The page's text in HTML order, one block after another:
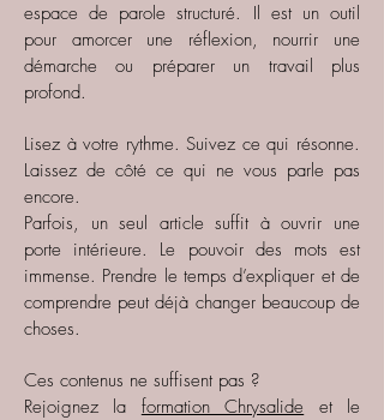
espace de parole structuré. Il est un outil
pour amorcer une réflexion, nourrir une
démarche ou préparer un travail plus
profond.
Lisez à votre rythme. Suivez ce qui résonne.
Laissez de côté ce qui ne vous parle pas
encore.
Parfois, un seul article suffit à ouvrir une
porte intérieure. Le pouvoir des mots est
immense. Prendre le temps d’expliquer et de
comprendre peut déjà changer beaucoup de
choses.
Ces contenus ne suffisent pas ?
Rejoignez la formation Chrysalide et le